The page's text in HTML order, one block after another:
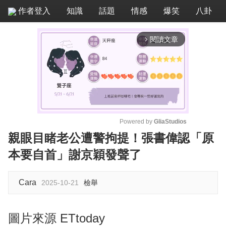
作者登入 知識 話題 情感 爆笑 八卦
arrow_forward_ios 閱讀文章
M
Powered by GliaStudios
親眼目睹老公遭警拘提！張書偉認「原
本要自首」謝京穎發聲了
Cara 2025-10-21 檢舉
圖片來源 ETtoday